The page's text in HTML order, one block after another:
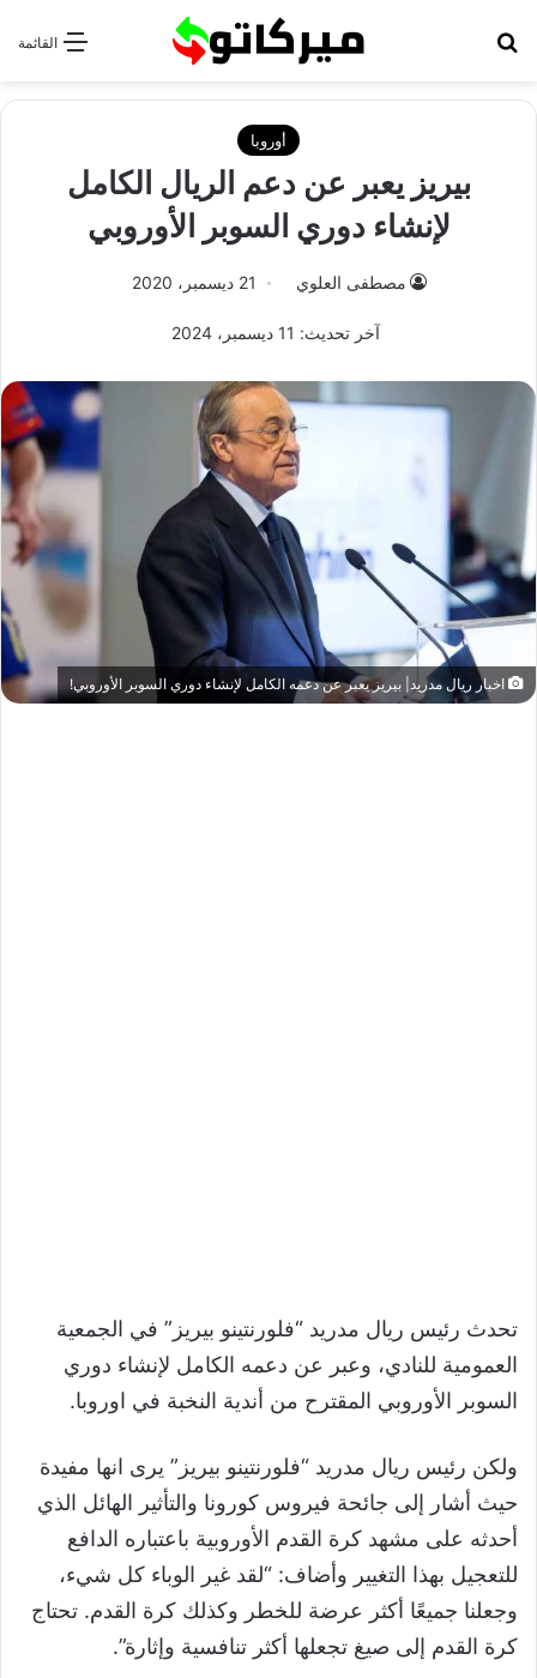
القائمة
أوروبا
بيريز يعبر عن دعم الريال الكامل
لإنشاء دوري السوبر الأوروبي
مصطفى العلوي 21 ديسمبر، 2020
آخر تحديث: 11 ديسمبر، 2024
اخبار ريال مدريد| بيريز يعبر عن دعمه الكامل لإنشاء دوري السوبر الأوروبي!
تحدث رئيس ريال مدريد “فلورنتينو بيريز” في الجمعية
العمومية للنادي، وعبر عن دعمه الكامل لإنشاء دوري
السوبر الأوروبي المقترح من أندية النخبة في اوروبا.
ولكن رئيس ريال مدريد “فلورنتينو بيريز” يرى انها مفيدة
حيث أشار إلى جائحة فيروس كورونا والتأثير الهائل الذي
أحدثه على مشهد كرة القدم الأوروبية باعتباره الدافع
للتعجيل بهذا التغيير وأضاف: “لقد غير الوباء كل شيء،
وجعلنا جميعًا أكثر عرضة للخطر وكذلك كرة القدم. تحتاج
كرة القدم إلى صيغ تجعلها أكثر تنافسية وإثارة”.